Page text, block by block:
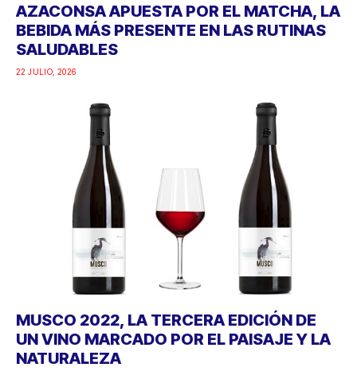
AZACONSA APUESTA POR EL MATCHA, LA
BEBIDA MÁS PRESENTE EN LAS RUTINAS
SALUDABLES
22 JULIO, 2026
MUSCO 2022, LA TERCERA EDICIÓN DE
UN VINO MARCADO POR EL PAISAJE Y LA
NATURALEZA